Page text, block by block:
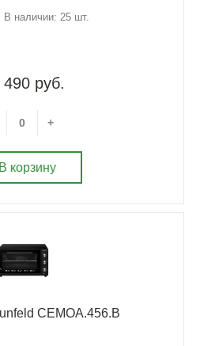
В наличии: 25 шт.
490 руб.
+
В корзину
CEMOA.456.B